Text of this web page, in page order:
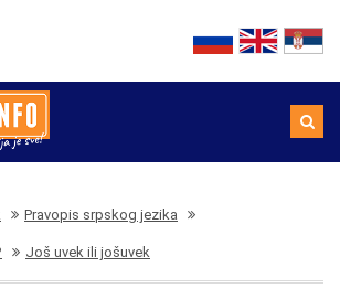
Pravopis srpskog jezika
Još uvek ili jošuvek